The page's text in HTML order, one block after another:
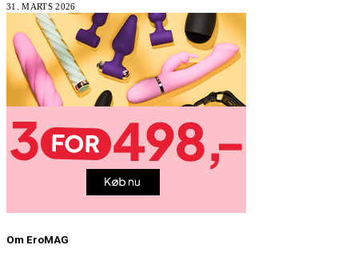
31. MARTS 2026
Om EroMAG